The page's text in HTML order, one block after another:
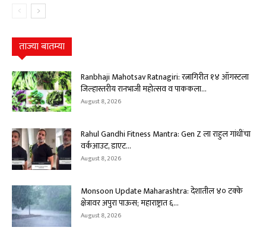
ताज्या बातम्या
Ranbhaji Mahotsav Ratnagiri: रत्नागिरीत १४ ऑगस्टला
जिल्हास्तरीय रानभाजी महोत्सव व पाककला...
August 8, 2026
Rahul Gandhi Fitness Mantra: Gen Z ला राहुल गांधींचा
वर्कआउट, डाएट...
August 8, 2026
Monsoon Update Maharashtra: देशातील ४० टक्के
क्षेत्रावर अपुरा पाऊस; महाराष्ट्रात ६...
August 8, 2026